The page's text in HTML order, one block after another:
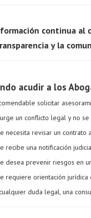
continua al
y la
acudir a los
solicitar
un conflicto legal y no
necesita revisar un contrato
recibe una notificación
desea prevenir riesgos en
requiere orientación jurídica
duda legal, una